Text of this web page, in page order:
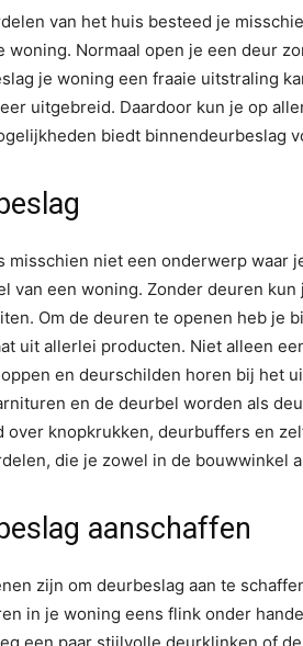
van het huis besteed je
woning. Normaal open je een deur
je woning een fraaie uitstraling
uitgebreid. Daardoor kun je op
biedt binnendeurbeslag
misschien niet een onderwerp waar
van een woning. Zonder deuren
Om de deuren te openen heb je
uit allerlei producten. Niet alleen
en deurschilden horen bij het
en de deurbel worden als
over knopkrukken, deurbuffers en
die je zowel in de bouwwinkel
aanschaffen
zijn om deurbeslag aan te
in je woning eens flink onder